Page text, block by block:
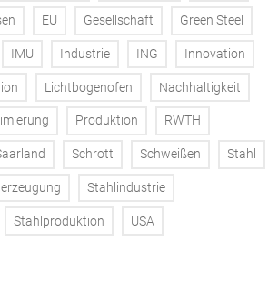
EU Gesellschaft Green Steel
IMU Industrie ING Innovation
Lichtbogenofen Nachhaltigkeit
Produktion RWTH
Schrott Schweißen Stahl
Stahlindustrie
Stahlproduktion USA